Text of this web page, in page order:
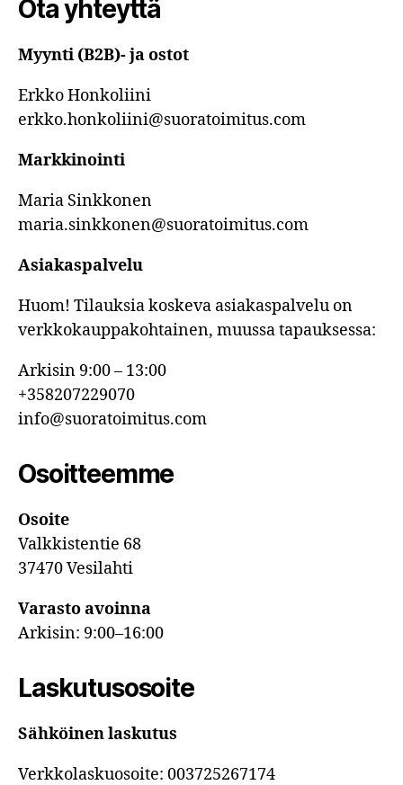
Ota yhteyttä
Myynti (B2B)- ja ostot
Erkko Honkoliini
erkko.honkoliini@suoratoimitus.com
Markkinointi
Maria Sinkkonen
maria.sinkkonen@suoratoimitus.com
Asiakaspalvelu
Huom! Tilauksia koskeva asiakaspalvelu on
verkkokauppakohtainen, muussa tapauksessa:
Arkisin 9:00 – 13:00
+358207229070
info@suoratoimitus.com
Osoitteemme
Osoite
Valkkistentie 68
37470 Vesilahti
Varasto avoinna
Arkisin: 9:00–16:00
Laskutusosoite
Sähköinen laskutus
Verkkolaskuosoite: 003725267174